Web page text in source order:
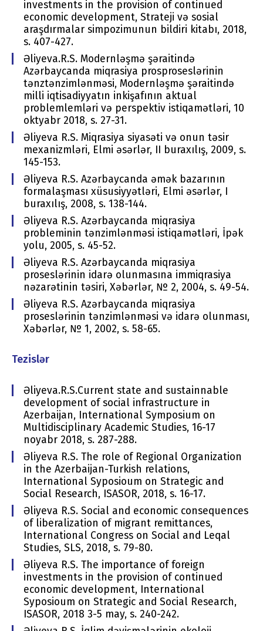
investments in the provision of continued
economic development, Strateji və sosial
araşdırmalar simpozimunun bildiri kitabı, 2018,
s. 407-427.
Əliyeva.R.S. Modernləşmə şəraitində
Azərbaycanda miqrasiya prosproseslərinin
tənztənzimlənməsi, Modernləşmə şəraitində
milli iqtisadiyyatın inkişafının aktual
problemlemləri və perspektiv istiqamətləri, 10
oktyabr 2018, s. 27-31.
Əliyeva R.S. Miqrasiya siyasəti və onun təsir
mexanizmləri, Elmi əsərlər, II buraxılış, 2009, s.
145-153.
Əliyeva R.S. Azərbaycanda əmək bazarının
formalaşması xüsusiyyətləri, Elmi əsərlər, I
buraxılış, 2008, s. 138-144.
Əliyeva R.S. Azərbaycanda miqrasiya
probleminin tənzimlənməsi istiqamətləri, İpək
yolu, 2005, s. 45-52.
Əliyeva R.S. Azərbaycanda miqrasiya
proseslərinin idarə olunmasına immiqrasiya
nəzarətinin təsiri, Xəbərlər, № 2, 2004, s. 49-54.
Əliyeva R.S. Azərbaycanda miqrasiya
proseslərinin tənzimlənməsi və idarə olunması,
Xəbərlər, № 1, 2002, s. 58-65.
Tezislər
Əliyeva.R.S.Current state and sustainnable
development of social infrastructure in
Azerbaijan, International Symposium on
Multidisciplinary Academic Studies, 16-17
noyabr 2018, s. 287-288.
Əliyeva R.S. The role of Regional Organization
in the Azerbaijan-Turkish relations,
International Syposioum on Strategic and
Social Research, ISASOR, 2018, s. 16-17.
Əliyeva R.S. Social and economic consequences
of liberalization of migrant remittances,
International Congress on Social and Leqal
Studies, SLS, 2018, s. 79-80.
Əliyeva R.S. The importance of foreign
investments in the provision of continued
economic development, International
Syposioum on Strategic and Social Research,
ISASOR, 2018 3-5 may, s. 240-242.